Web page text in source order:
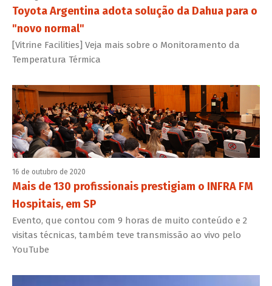
Toyota Argentina adota solução da Dahua para o
"novo normal"
[Vitrine Facilities] Veja mais sobre o Monitoramento da
Temperatura Térmica
16 de outubro de 2020
Mais de 130 profissionais prestigiam o INFRA FM
Hospitais, em SP
Evento, que contou com 9 horas de muito conteúdo e 2
visitas técnicas, também teve transmissão ao vivo pelo
YouTube